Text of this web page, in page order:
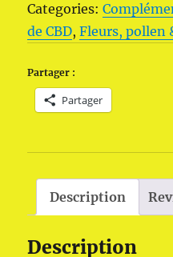
CBD
Bio
infusion
de
Chanvr'Bio
quantity
Categories:
de CBD,Fleurs, pollen
Partager :
Partager
Description
Description